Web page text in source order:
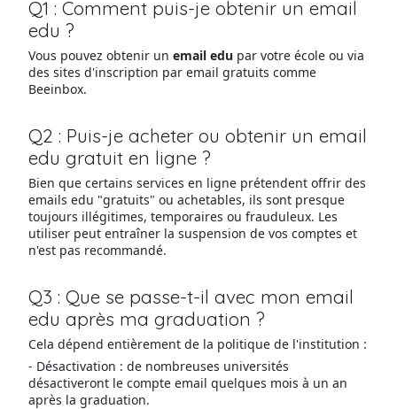
Q1 : Comment puis-je obtenir un email
edu ?
Vous pouvez obtenir un email edupar votre école ou via
des sites d'inscription par email gratuits comme
Beeinbox.
Q2 : Puis-je acheter ou obtenir un email
edu gratuit en ligne ?
Bien que certains services en ligne prétendent offrir des
emails edu "gratuits" ou achetables, ils sont presque
toujours illégitimes, temporaires ou frauduleux. Les
utiliser peut entraîner la suspension de vos comptes et
n'est pas recommandé.
Q3 : Que se passe-t-il avec mon email
edu après ma graduation ?
Cela dépend entièrement de la politique de l'institution :
- Désactivation : de nombreuses universités
désactiveront le compte email quelques mois à un an
après la graduation.